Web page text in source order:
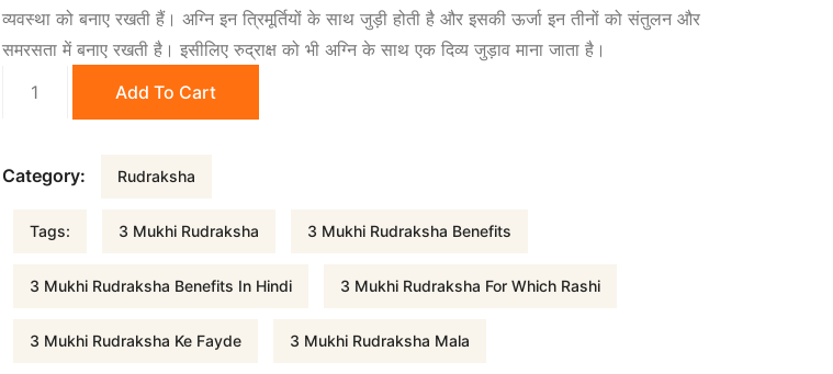
a
l
p
r
i
c
t
i
c
e
व्यवस्था को बनाए रखती हैं। अग्नि इन त्रिमूर्तियों के साथ जुड़ी होती है और इसकी ऊर्जा इन तीनों को संतुलन और
समरसता में बनाए रखती है। इसीलिए रुद्राक्ष को भी अग्नि के साथ एक दिव्य जुड़ाव माना जाता है।
Rudraksha
Add To Cart
Category: Rudraksha
Tags: 3 Mukhi Rudraksha 3 Mukhi Rudraksha Benefits
3 Mukhi Rudraksha Benefits In Hindi 3 Mukhi Rudraksha For Which Rashi
3 Mukhi Rudraksha Ke Fayde 3 Mukhi Rudraksha Mala